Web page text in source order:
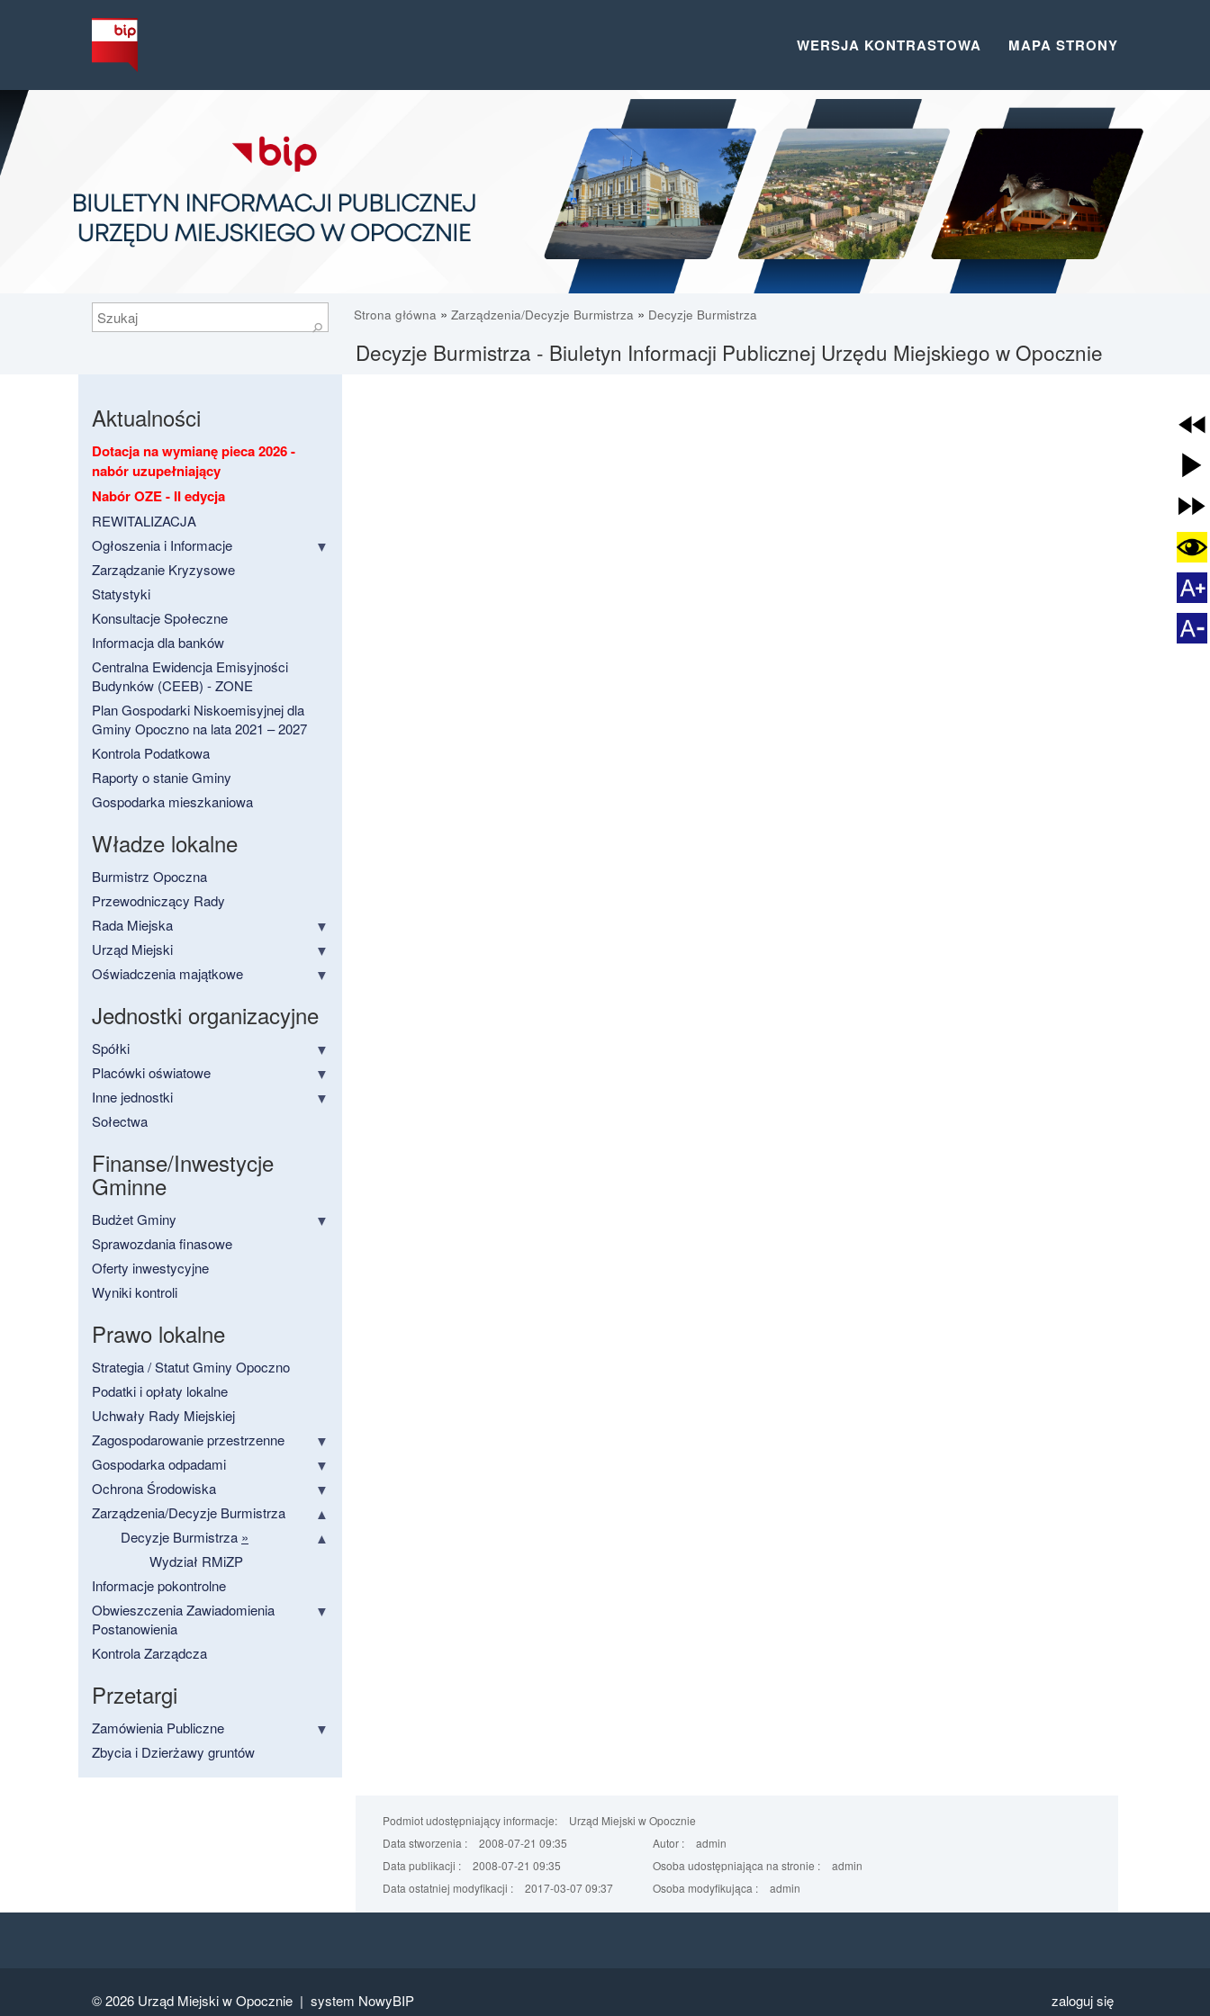
WERSJA KONTRASTOWA MAPA STRONY
Szukaj
⚲
Strona główna » Zarządzenia/Decyzje Burmistrza» Decyzje Burmistrza
Decyzje Burmistrza - Biuletyn Informacji Publicznej Urzędu Miejskiego w Opocznie
Aktualności
Dotacja na wymianę pieca 2026 -
nabór uzupełniający
Nabór OZE - II edycja
REWITALIZACJA
Ogłoszenia i Informacje
Zarządzanie Kryzysowe
Statystyki
Konsultacje Społeczne
Informacja dla banków
Centralna Ewidencja Emisyjności
Budynków (CEEB) - ZONE
Plan Gospodarki Niskoemisyjnej dla
Gminy Opoczno na lata 2021 – 2027
Kontrola Podatkowa
Raporty o stanie Gminy
Gospodarka mieszkaniowa
Władze lokalne
Burmistrz Opoczna
Przewodniczący Rady
Rada Miejska
Urząd Miejski
Oświadczenia majątkowe
Jednostki organizacyjne
Spółki
Placówki oświatowe
Inne jednostki
Sołectwa
Finanse/Inwestycje
Gminne
Budżet Gminy
Sprawozdania finasowe
Oferty inwestycyjne
Wyniki kontroli
Prawo lokalne
Strategia / Statut Gminy Opoczno
Podatki i opłaty lokalne
Uchwały Rady Miejskiej
Zagospodarowanie przestrzenne
Gospodarka odpadami
Ochrona Środowiska
Zarządzenia/Decyzje Burmistrza
Decyzje Burmistrza »
Wydział RMiZP
Informacje pokontrolne
Obwieszczenia Zawiadomienia
Postanowienia
Kontrola Zarządcza
Przetargi
Zamówienia Publiczne
Zbycia i Dzierżawy gruntów
Podmiot udostępniający informacje:
Urząd Miejski w Opocznie
Data stworzenia :
2008-07-21 09:35 Autor :
admin
Data publikacji :
2008-07-21 09:35 Osoba udostępniająca na stronie :
admin
Data ostatniej modyfikacji :
2017-03-07 09:37 Osoba modyfikująca : admin
© 2026 Urząd Miejski w Opocznie | system NowyBIP zaloguj się